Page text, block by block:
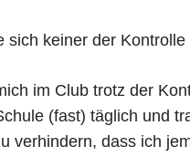
sich keiner der Kontrolle
im Club trotz der
(fast) täglich und
verhindern, dass ich